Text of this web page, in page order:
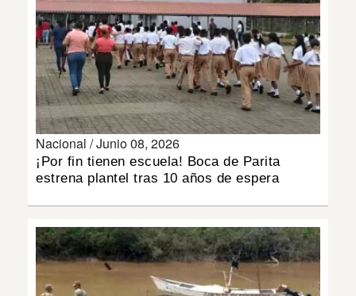
NACIONAL
POLÍTICA
SHOW
DEPORTES
INSÓLITAS
MULTIMEDIA
Nacional /Junio 08, 2026
¡Por fin tienen escuela! Boca de Parita
estrena plantel tras 10 años de espera